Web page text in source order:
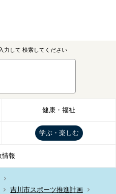
力して 検索してください
健康・福祉
学ぶ・楽しむ
情報
吉川市スポーツ推進計画